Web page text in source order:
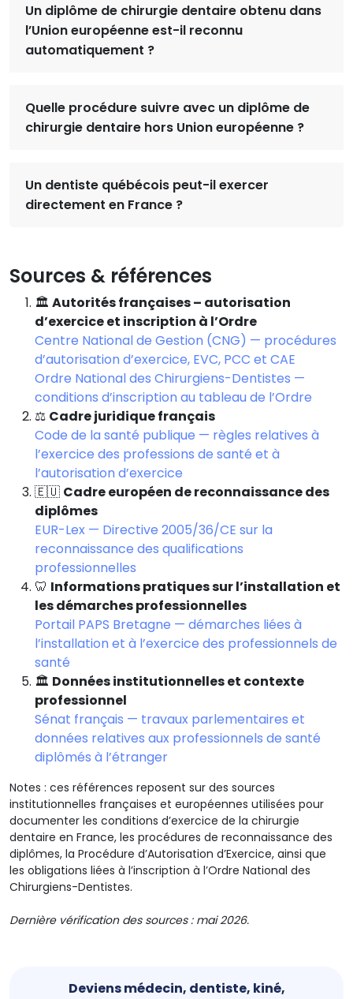
Un diplôme de chirurgie dentaire obtenu dans
l’Union européenne est-il reconnu
automatiquement ?
Quelle procédure suivre avec un diplôme de
chirurgie dentaire hors Union européenne ?
Un dentiste québécois peut-il exercer
directement en France ?
Sources & références
🏛️ Autorités françaises – autorisation
d’exercice et inscription à l’Ordre
Centre National de Gestion (CNG) — procédures
d’autorisation d’exercice, EVC, PCC et CAE
Ordre National des Chirurgiens-Dentistes —
conditions d’inscription au tableau de l’Ordre
⚖️ Cadre juridique français
Code de la santé publique — règles relatives à
l’exercice des professions de santé et à
l’autorisation d’exercice
🇪🇺 Cadre européen de reconnaissance des
diplômes
EUR-Lex — Directive 2005/36/CE sur la
reconnaissance des qualifications
professionnelles
🦷 Informations pratiques sur l’installation et
les démarches professionnelles
Portail PAPS Bretagne — démarches liées à
l’installation et à l’exercice des professionnels de
santé
🏛️ Données institutionnelles et contexte
professionnel
Sénat français — travaux parlementaires et
données relatives aux professionnels de santé
diplômés à l’étranger
Notes : ces références reposent sur des sources
institutionnelles françaises et européennes utilisées pour
documenter les conditions d’exercice de la chirurgie
dentaire en France, les procédures de reconnaissance des
diplômes, la Procédure d’Autorisation d’Exercice, ainsi que
les obligations liées à l’inscription à l’Ordre National des
Chirurgiens-Dentistes.
Dernière vérification des sources : mai 2026.
Deviens médecin, dentiste, kiné,